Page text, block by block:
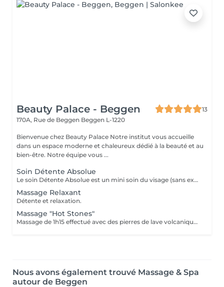
Beauty Palace - Beggen
13
170A, Rue de Beggen Beggen L-1220
Bienvenue chez Beauty Palace Notre institut vous accueille
dans un espace moderne et chaleureux dédié à la beauté et au
bien-être. Notre équipe vous ...
Soin Détente Absolue
Le soin Détente Absolue est un mini soin du visage (sans extraction des points noirs) et un massage du corps d'une durée totale de 1h30. On commence par un massage relaxant sur la face arrière, jambes puis dos. Face avant mini soin visage (nettoyant + gommage #FACE PERFECTION) massage du décolleté, du visage et pendant la pose du masque, on effectue un massage relaxant sur les jambes et pieds. Un soin cocooning tout en douceur.
Massage Relaxant
Détente et relaxation.
Massage "Hot Stones"
Massage de 1h15 effectué avec des pierres de lave volcaniques (Basalt) chauffées jusqu'à 60°C, elles vont absorber les énergies négatives et donner des énergies positives. A la fin du soin il y a la phase de 15 min de relaxation avec des pierres semi précieuses (froides) positionnées sur les chakras pour les réaligner et enlever les blocages. Après ce soin on se sent comme vidé de quelque chose, serein et relaxé.
Nous avons également trouvé Massage & Spa
autour de Beggen